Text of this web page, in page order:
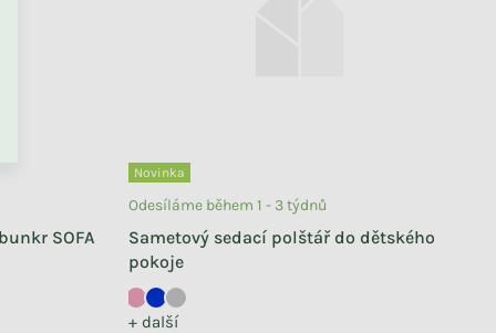
SOFA
Novinka
Sametový sedací polštář do dětského
pokoje
+ další
Odesíláme během 1 - 3 týdnů
Béžový kulatý koberec
VALERIE do dětského pokoje
Odesíláme v říjnu 2026